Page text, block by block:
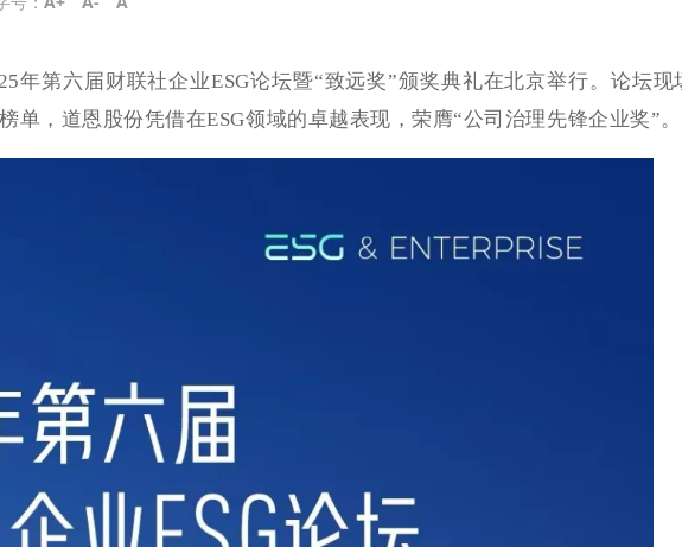
年第六届财联社企业ESG论坛暨“致远奖”颁奖典礼在北京举行。论坛现
单，道恩股份凭借在ESG领域的卓越表现，荣膺“公司治理先锋企业奖”。